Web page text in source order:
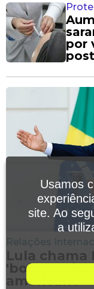
por
Relações
Lula chama
americano'
Usamos
site. Ao
a